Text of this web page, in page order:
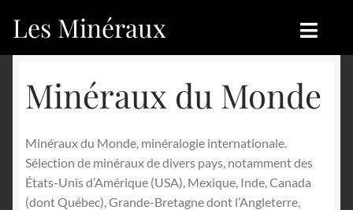
Aller
à
navigation
Aller
au
Les Minéraux
Catégories
Nouveautés
Achat
Boutique
Nouveautés
Blog
Minéraux du Monde
Minéraux du Monde, minéralogie internationale.
Sélection de minéraux de divers pays, notamment des
États-Unis d’Amérique (USA), Mexique, Inde, Canada
(dont Québec), Grande-Bretagne dont l’Angleterre,